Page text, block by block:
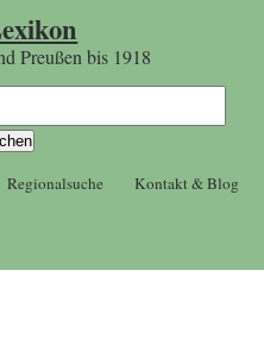
Preußen bis 1918
Regionalsuche Kontakt & Blog